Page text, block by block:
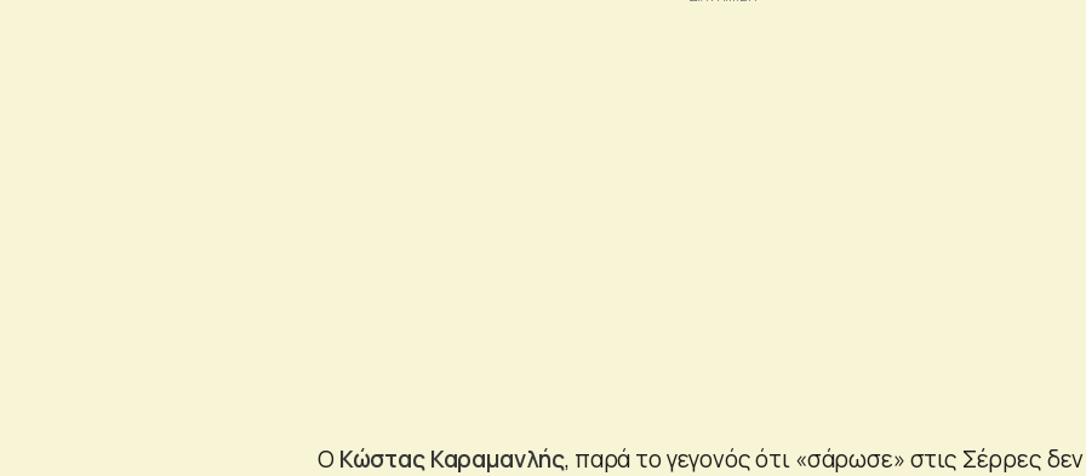
Ο Κώστας Καραμανλής, παρά το γεγονός ότι «σάρωσε» στις Σέρρες δεν